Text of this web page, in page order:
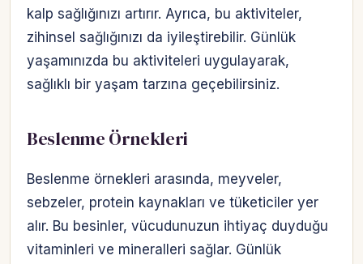
kalp sağlığınızı artırır. Ayrıca, bu aktiviteler,
zihinsel sağlığınızı da iyileştirebilir. Günlük
yaşamınızda bu aktiviteleri uygulayarak,
sağlıklı bir yaşam tarzına geçebilirsiniz.
Beslenme Örnekleri
Beslenme örnekleri arasında, meyveler,
sebzeler, protein kaynakları ve tüketiciler yer
alır. Bu besinler, vücudunuzun ihtiyaç duyduğu
vitaminleri ve mineralleri sağlar. Günlük